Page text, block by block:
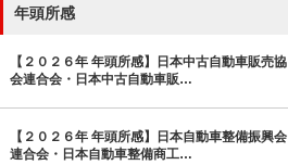
年頭所感
【２０２６年 年頭所感】日本中古自動車販売協
会連合会・日本中古自動車販…
【２０２６年 年頭所感】日本自動車整備振興会
連合会・日本自動車整備商工…